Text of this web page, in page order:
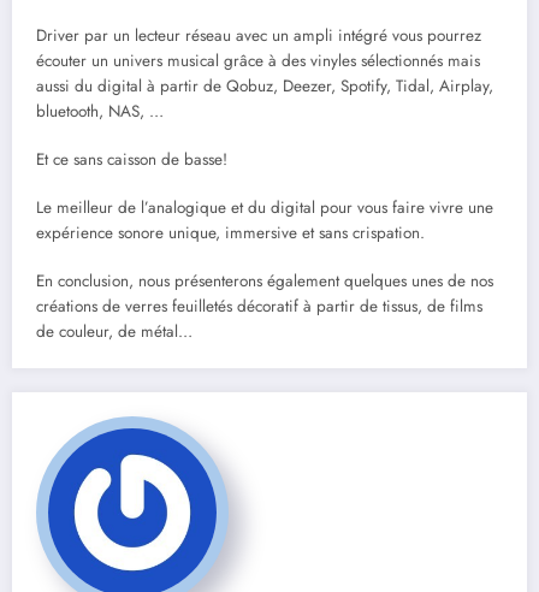
Driver par un lecteur réseau avec un ampli intégré vous pourrez
écouter un univers musical grâce à des vinyles sélectionnés mais
aussi du digital à partir de Qobuz, Deezer, Spotify, Tidal, Airplay,
bluetooth, NAS, …
Et ce sans caisson de basse!
Le meilleur de l’analogique et du digital pour vous faire vivre une
expérience sonore unique, immersive et sans crispation.
En conclusion, nous présenterons également quelques unes de nos
créations de verres feuilletés décoratif à partir de tissus, de films
de couleur, de métal…